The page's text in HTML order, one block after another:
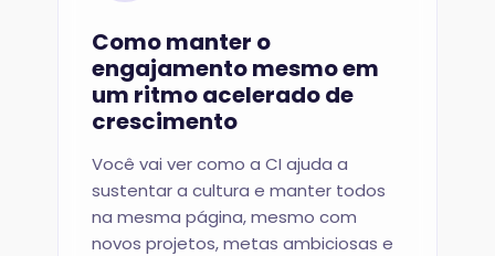
Como manter o
engajamento mesmo em
um ritmo acelerado de
crescimento
Você vai ver como a CI ajuda a
sustentar a cultura e manter todos
na mesma página, mesmo com
novos projetos, metas ambiciosas e